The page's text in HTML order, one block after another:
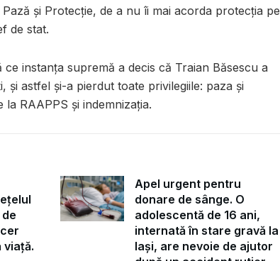
și Protecţie, de a nu îi mai acorda protecţia pe
de stat.
instanţa supremă a decis că Traian Băsescu a
astfel şi-a pierdut toate privilegiile: paza şi
RAAPPS şi indemnizaţia.
viață.
Apel urgent pentru
donare de sânge. O
adolescentă de 16 ani,
internată în stare gravă la
Iași, are nevoie de ajutor